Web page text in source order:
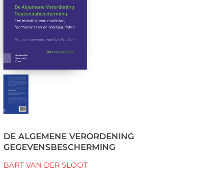
DE ALGEMENE VERORDENING
GEGEVENSBESCHERMING
BART VAN DER SLOOT